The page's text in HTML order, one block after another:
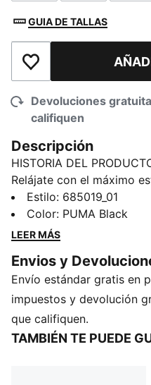
GUIA DE TALLAS
Añadir a la lista de
Devoluciones
califiquen
Descripción
HISTORIA DEL
Relájate con el máximo
ícono PUMA Cat
para un ajuste
para tus días de relax o
Producto fabricado con
reciclado
DETALLES
Corte regular
Tejido de toalla
Estilo: 685019_01
Color: PUMA Black
LEER MÁS
Envios y
Envío estándar gratis en
impuestos y devolución
que califiquen.
TAMBIÉN TE PUEDE